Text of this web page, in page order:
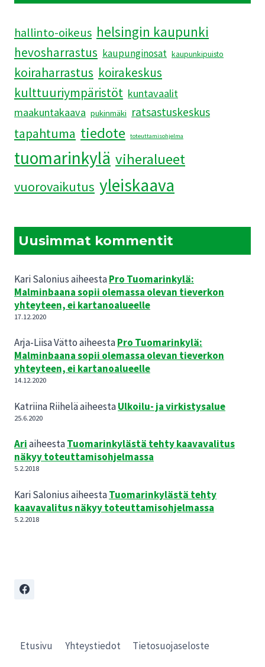
hallinto-oikeus helsingin kaupunki
hevosharrastus kaupunginosat kaupunkipuisto
koiraharrastus koirakeskus
kulttuuriympäristöt kuntavaalit
maakuntakaava pukinmäki ratsastuskeskus
tapahtuma tiedote toteuttamisohjelma
tuomarinkylä viheralueet
vuorovaikutus yleiskaava
Uusimmat kommentit
Kari SaloniusaiheestaPro Tuomarinkylä:
Malminbaana sopii olemassa olevan tieverkon
yhteyteen, ei kartanoalueelle
17.12.2020
Arja-Liisa VättoaiheestaPro Tuomarinkylä:
Malminbaana sopii olemassa olevan tieverkon
yhteyteen, ei kartanoalueelle
14.12.2020
Katriina RiiheläaiheestaUlkoilu- ja virkistysalue
25.6.2020
AriaiheestaTuomarinkylästä tehty kaavavalitus
näkyy toteuttamisohjelmassa
5.2.2018
Kari SaloniusaiheestaTuomarinkylästä tehty
kaavavalitus näkyy toteuttamisohjelmassa
5.2.2018
Etusivu Yhteystiedot Tietosuojaseloste